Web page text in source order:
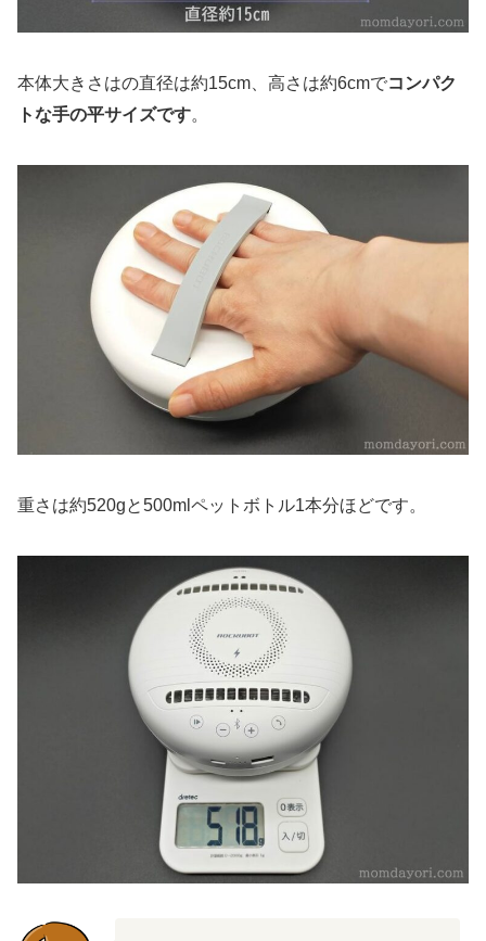
本体大きさはの直径は約15cm、高さは約6cmでコンパク
トな手の平サイズです。
重さは約520gと500mlペットボトル1本分ほどです。